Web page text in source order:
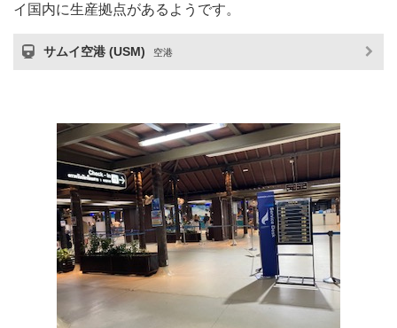
イ国内に生産拠点があるようです。
サムイ空港 (USM) 空港